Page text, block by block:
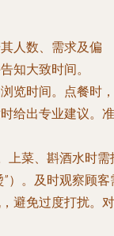
人数、需求及偏
知大致时间。
览时间。点餐时，
给出专业建议。准
上菜、斟酒水时需
）。及时观察顾客
避免过度打扰。对